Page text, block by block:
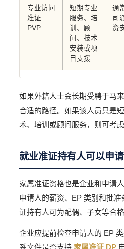
专业访问
准证
PVP
短期专业
服务、培
训、顾
问、技术
安装或项
目支援
通
司
资
如果外籍人士会长期受聘于马
合适的路径。如果该人员只是
术、培训或顾问服务，则可考
就业准证持有人可以申
家属准证资格也是企业和申请
申请人的薪资、EP 类别和批
证持有人可为配偶、子女等合
企业应提前检查申请人的 EP